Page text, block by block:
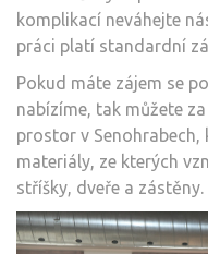
komplikací neváhejte
práci platí standardní
Pokud máte zájem se
nabízíme, tak můžete
prostor v Senohrabech,
materiály, ze kterých
stříšky, dveře a zástěny.